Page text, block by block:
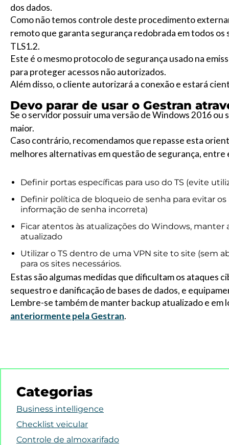
dos dados.
Como não temos controle deste procedimento
remoto que garanta segurança redobrada em todos
TLS1.2.
Este é o mesmo protocolo de segurança usado na
para proteger acessos não autorizados.
Além disso, o cliente autorizará a conexão e estará
Devo parar de usar o Gestran
Se o servidor possuir uma versão de Windows 2016
maior.
Caso contrário, recomendamos que repasse esta
melhores alternativas em questão de segurança, entre
Definir portas específicas para uso do TS (evite
Definir política de bloqueio de senha para evitar
informação de senha incorreta)
Ficar atentos às atualizações do Windows,
atualizado
Utilizar o TS dentro de uma VPN site to site (sem
para os sites necessários.
Estas são algumas medidas que dificultam os ataques
sequestro e danificação de bases de dados, e
Lembre-se também de manter backup atualizado e em
anteriormente pela Gestran.
Categorias
Business intelligence
Checklist veicular
Controle de almoxarifado